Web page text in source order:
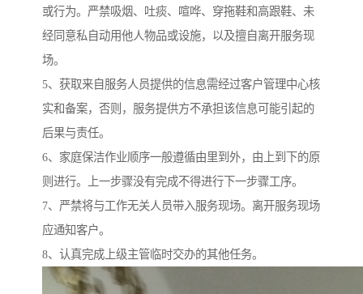
或行为。严禁吸烟、吐痰、喧哗、穿拖鞋和高跟鞋、未
经同意私自动用他人物品或设施，以及擅自离开服务现
场。
5、获取来自服务人员提供的信息需经过客户管理中心核
实和备案，否则，服务提供方不承担该信息可能引起的
后果与责任。
6、家庭保洁作业顺序一般遵循由里到外，由上到下的原
则进行。上一步骤没有完成不得进行下一步骤工序。
7、严禁将与工作无关人员带入服务现场。离开服务现场
应通知客户。
8、认真完成上级主管临时交办的其他任务。